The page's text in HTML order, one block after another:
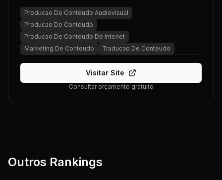
Producao De Conteudo Audiovisual
Producao De Conteudo
Producao De Conteudo De Intenet
Marketing De Conteudo
Traducao De Conteudo
Visitar Site
Consultar orçamento gratuito
Outros Rankings